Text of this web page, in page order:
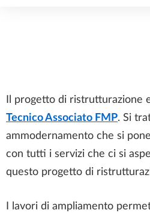
Il progetto di ristrutturazione
Tecnico Associato FMP. Si
ammodernamento che si
con tutti i servizi che ci si
questo progetto di
I lavori di ampliamento